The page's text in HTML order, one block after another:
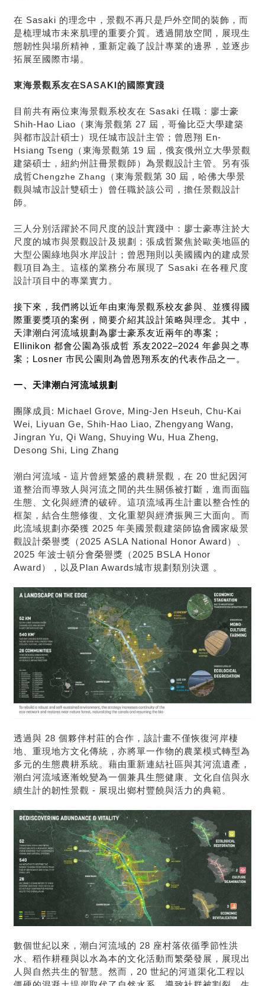
在 Sasaki 的理念中，景觀不再只是戶外空間的裝飾，而
是梳理城市未來肌理的重要介質。透過開放空間，展現生
態韌性與場所精神，重新定義了設計專業的邊界，並逐步
拓展至國際市場。
東海景觀系友在SASAKI的國際實踐
目前共有兩位東海景觀系校友在 Sasaki 任職：廖士豪
Shih-Hao Liao（東海景觀第 27 屆，哥倫比亞大學建築
與都市設計碩士）現任城市設計主管；曾恩翔 En-
Hsiang Tseng （東海景觀第 19 屆，俄亥俄州立大學景觀
建築碩士，紐約州註冊景觀師）為景觀設計主管。另有張
成哲Chengzhe Zhang
（東海景觀第 30 屆，哈佛大學景
觀與城市設計雙碩士）曾任職於該公司，擔任景觀設計
師。
三人分別活躍於不同尺度的設計實踐中：廖士豪專注於大
尺度的城市與景觀設計及規劃；張成哲聚焦於歐美地區的
大型公園綠地與水岸設計；曾恩翔則以美國國內的建成景
觀項目為主。這樣的業務分布展現了 Sasaki 在各種尺度
設計項目中的專業實力。
接下來，我們將以近年由東海景觀系校友參與、並獲得國
際重要獎項的案例，簡要介紹其設計策略與理念。其中，
天津潮白河流域規劃為廖士豪系友近兩年的專案；
Ellinikon 都會公園為張成哲 系友2022–2024 年參與之專
案；Losner 市民公園則為曾恩翔系友的代表作品之一。
一、天津潮白河流域規劃
團隊成員: Michael Grove, Ming-Jen Hseuh, Chu-Kai
Wei, Liyuan Ge, Shih-Hao Liao, Zhengyang Wang,
Jingran Yu, Qi Wang, Shuying Wu, Hua Zheng,
Desong Shi, Ling Zhang
潮白河流域 - 這片曾經繁盛的農耕景觀，在 20 世紀因河
道整治而導致人與河流之間的共生關係被打斷，進而面臨
生態、文化與經濟的破碎。這項流域再生計畫以整合性的
框架，結合生態修復、文化重塑與經濟振興三大面向。而
此流域規劃亦榮獲 2025 年美國景觀建築師協會國家級景
觀設計榮譽獎（2025 ASLA National Honor Award）、
2025 年波士頓分會榮譽獎（2025 BSLA Honor
Award），以及Plan Awards城市規劃類別決選 。
透過與 28 個夥伴村莊的合作，該計畫不僅恢復河岸棲
地、重現地方文化傳統，亦將單一作物的農業模式轉型為
多元的生態農耕系統。藉由重新連結社區與其河流遺產，
潮白河流域逐漸蛻變為一個兼具生態健康、文化自信與永
續生計的韌性景觀 - 展現出鄉村豐饒與活力的典範。
數個世紀以來，潮白河流域的 28 座村落依循季節性洪
水、稻作耕種與以水為本的文化活動而繁榮發展，展現出
人與自然共生的智慧。然而，20 世紀的河道渠化工程以